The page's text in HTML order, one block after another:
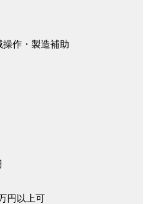
作・製造補助
円以上可